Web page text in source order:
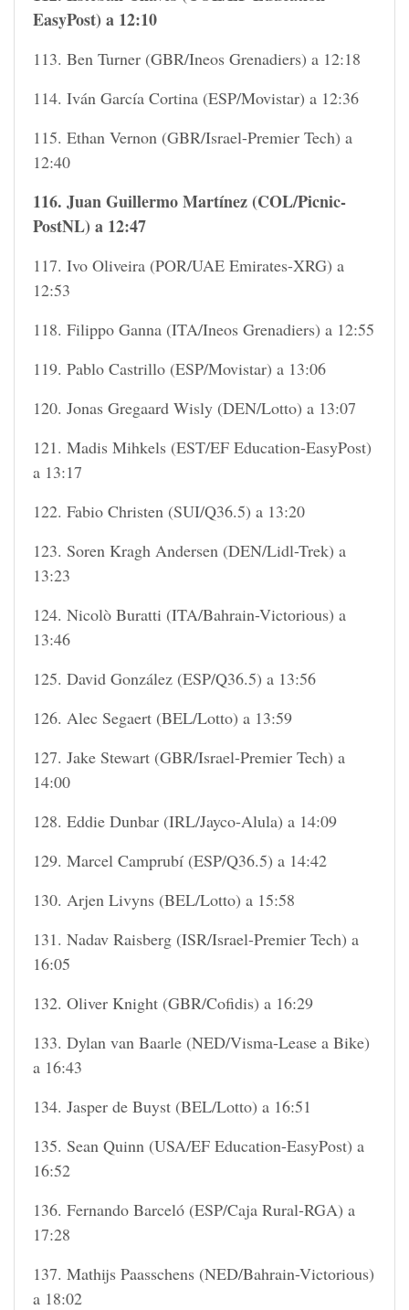
EasyPost) a 12:10
113. Ben Turner (GBR/Ineos Grenadiers) a 12:18
114. Iván García Cortina (ESP/Movistar) a 12:36
115. Ethan Vernon (GBR/Israel-Premier Tech) a
12:40
116. Juan Guillermo Martínez (COL/Picnic-
PostNL) a 12:47
117. Ivo Oliveira (POR/UAE Emirates-XRG) a
12:53
118. Filippo Ganna (ITA/Ineos Grenadiers) a 12:55
119. Pablo Castrillo (ESP/Movistar) a 13:06
120. Jonas Gregaard Wisly (DEN/Lotto) a 13:07
121. Madis Mihkels (EST/EF Education-EasyPost)
a 13:17
122. Fabio Christen (SUI/Q36.5) a 13:20
123. Soren Kragh Andersen (DEN/Lidl-Trek) a
13:23
124. Nicolò Buratti (ITA/Bahrain-Victorious) a
13:46
125. David González (ESP/Q36.5) a 13:56
126. Alec Segaert (BEL/Lotto) a 13:59
127. Jake Stewart (GBR/Israel-Premier Tech) a
14:00
128. Eddie Dunbar (IRL/Jayco-Alula) a 14:09
129. Marcel Camprubí (ESP/Q36.5) a 14:42
130. Arjen Livyns (BEL/Lotto) a 15:58
131. Nadav Raisberg (ISR/Israel-Premier Tech) a
16:05
132. Oliver Knight (GBR/Cofidis) a 16:29
133. Dylan van Baarle (NED/Visma-Lease a Bike)
a 16:43
134. Jasper de Buyst (BEL/Lotto) a 16:51
135. Sean Quinn (USA/EF Education-EasyPost) a
16:52
136. Fernando Barceló (ESP/Caja Rural-RGA) a
17:28
137. Mathijs Paasschens (NED/Bahrain-Victorious)
a 18:02